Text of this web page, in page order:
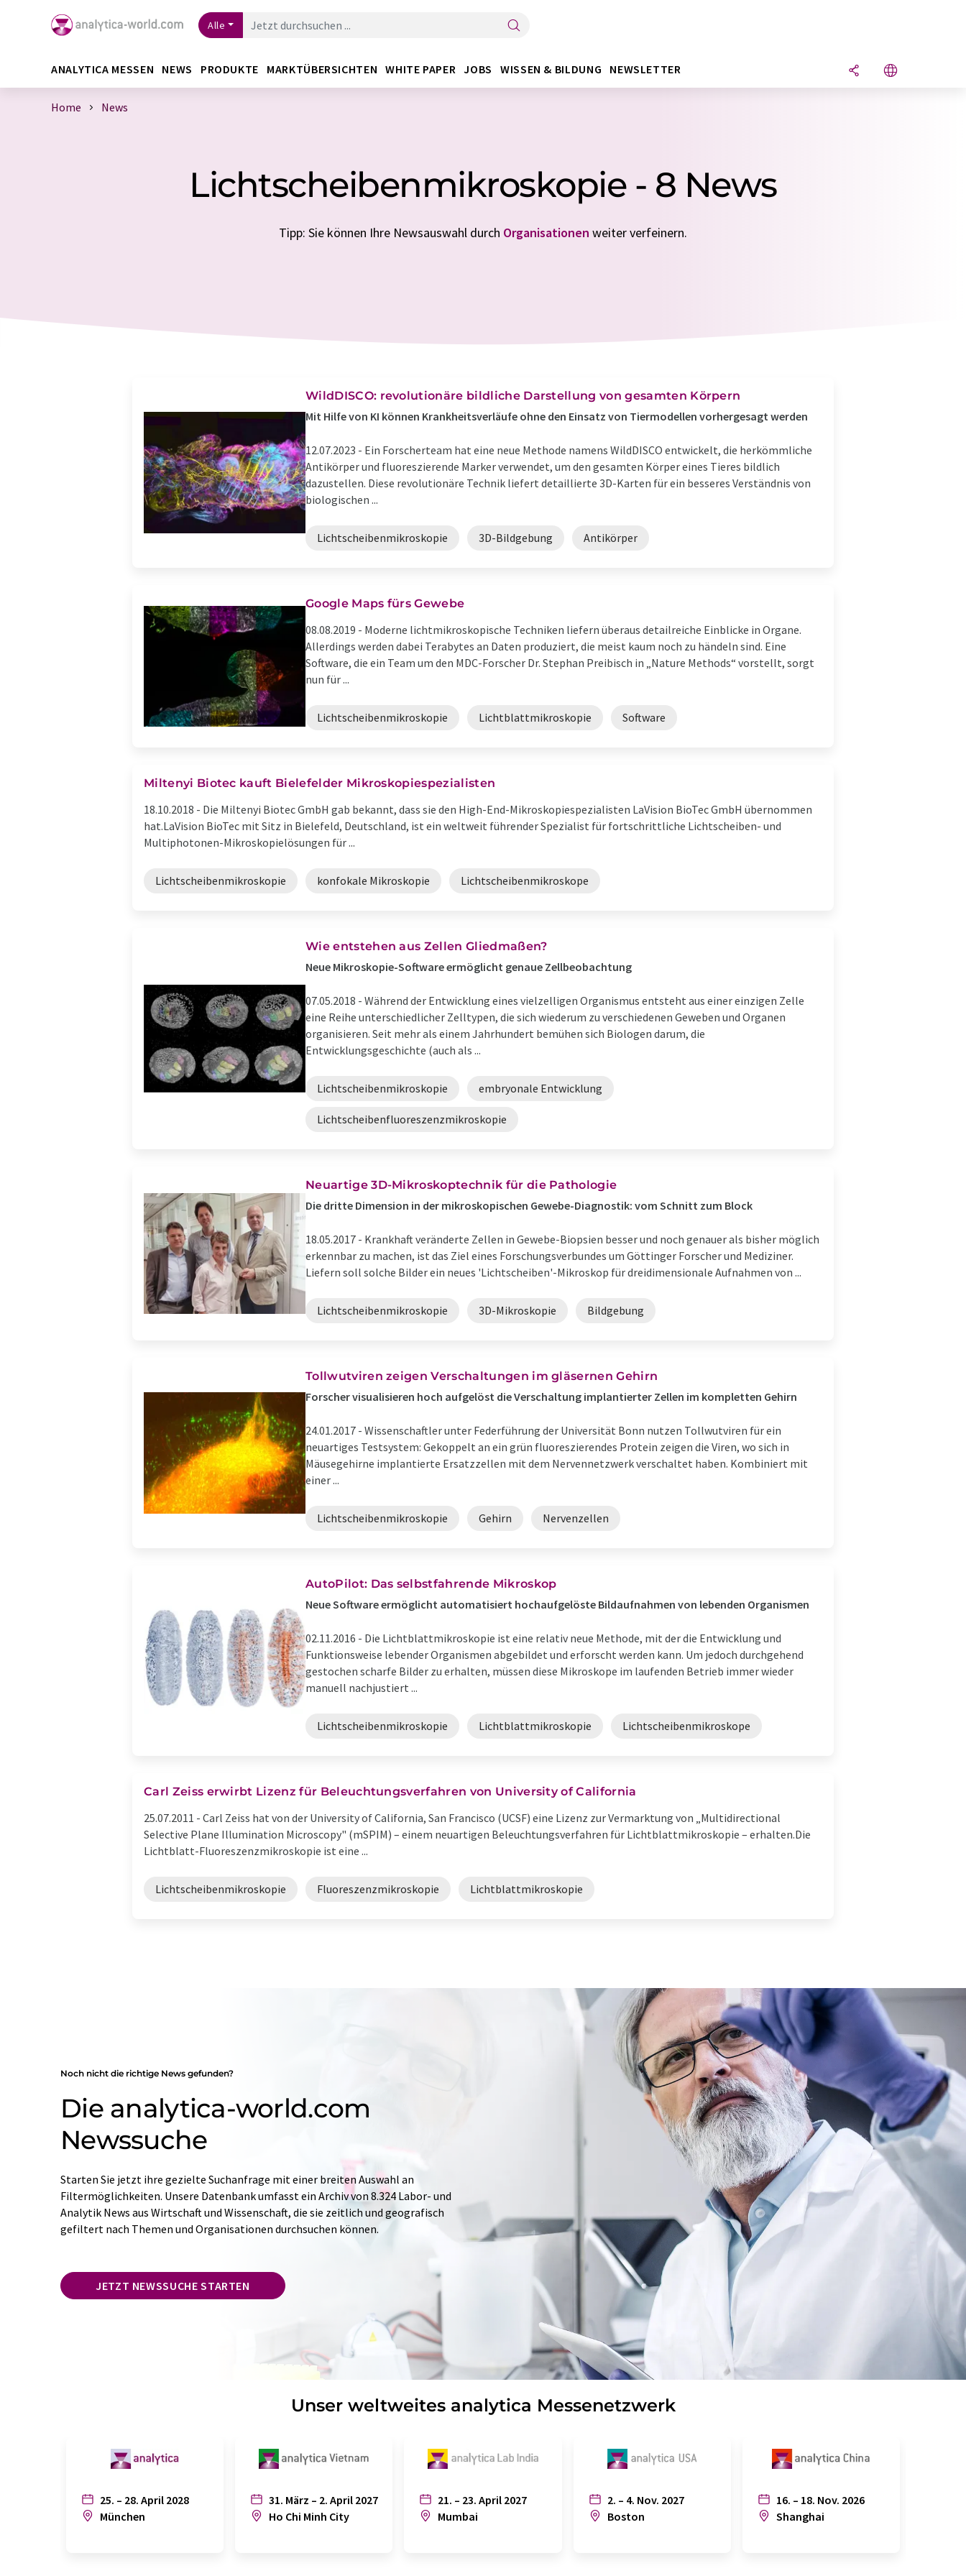
Alle
ANALYTICA MESSEN NEWS PRODUKTE MARKTÜBERSICHTEN WHITE PAPER JOBS WISSEN & BILDUNG NEWSLETTER
Home News
Lichtscheibenmikroskopie - 8 News
Tipp: Sie können Ihre Newsauswahl durch Organisationen weiter verfeinern.
WildDISCO: revolutionäre bildliche Darstellung von gesamten Körpern
Mit Hilfe von KI können Krankheitsverläufe ohne den Einsatz von Tiermodellen vorhergesagt werden
12.07.2023 - Ein Forscherteam hat eine neue Methode namens WildDISCO entwickelt, die herkömmliche
Antikörper und fluoreszierende Marker verwendet, um den gesamten Körper eines Tieres bildlich
dazustellen. Diese revolutionäre Technik liefert detaillierte 3D-Karten für ein besseres Verständnis von
biologischen ...
Lichtscheibenmikroskopie 3D-Bildgebung Antikörper
Google Maps fürs Gewebe
08.08.2019 - Moderne lichtmikroskopische Techniken liefern überaus detailreiche Einblicke in Organe.
Allerdings werden dabei Terabytes an Daten produziert, die meist kaum noch zu händeln sind. Eine
Software, die ein Team um den MDC-Forscher Dr. Stephan Preibisch in „Nature Methods“ vorstellt, sorgt
nun für ...
Lichtscheibenmikroskopie Lichtblattmikroskopie Software
Miltenyi Biotec kauft Bielefelder Mikroskopiespezialisten
18.10.2018 - Die Miltenyi Biotec GmbH gab bekannt, dass sie den High-End-Mikroskopiespezialisten LaVision BioTec GmbH übernommen
hat.LaVision BioTec mit Sitz in Bielefeld, Deutschland, ist ein weltweit führender Spezialist für fortschrittliche Lichtscheiben- und
Multiphotonen-Mikroskopielösungen für ...
Lichtscheibenmikroskopie konfokale Mikroskopie Lichtscheibenmikroskope
Wie entstehen aus Zellen Gliedmaßen?
Neue Mikroskopie-Software ermöglicht genaue Zellbeobachtung
07.05.2018 - Während der Entwicklung eines vielzelligen Organismus entsteht aus einer einzigen Zelle
eine Reihe unterschiedlicher Zelltypen, die sich wiederum zu verschiedenen Geweben und Organen
organisieren. Seit mehr als einem Jahrhundert bemühen sich Biologen darum, die
Entwicklungsgeschichte (auch als ...
Lichtscheibenmikroskopie embryonale Entwicklung
Lichtscheibenfluoreszenzmikroskopie
Neuartige 3D-Mikroskoptechnik für die Pathologie
Die dritte Dimension in der mikroskopischen Gewebe-Diagnostik: vom Schnitt zum Block
18.05.2017 - Krankhaft veränderte Zellen in Gewebe-Biopsien besser und noch genauer als bisher möglich
erkennbar zu machen, ist das Ziel eines Forschungsverbundes um Göttinger Forscher und Mediziner.
Liefern soll solche Bilder ein neues 'Lichtscheiben'-Mikroskop für dreidimensionale Aufnahmen von ...
Lichtscheibenmikroskopie 3D-Mikroskopie Bildgebung
Tollwutviren zeigen Verschaltungen im gläsernen Gehirn
Forscher visualisieren hoch aufgelöst die Verschaltung implantierter Zellen im kompletten Gehirn
24.01.2017 - Wissenschaftler unter Federführung der Universität Bonn nutzen Tollwutviren für ein
neuartiges Testsystem: Gekoppelt an ein grün fluoreszierendes Protein zeigen die Viren, wo sich in
Mäusegehirne implantierte Ersatzzellen mit dem Nervennetzwerk verschaltet haben. Kombiniert mit
einer ...
Lichtscheibenmikroskopie Gehirn Nervenzellen
AutoPilot: Das selbstfahrende Mikroskop
Neue Software ermöglicht automatisiert hochaufgelöste Bildaufnahmen von lebenden Organismen
02.11.2016 - Die Lichtblattmikroskopie ist eine relativ neue Methode, mit der die Entwicklung und
Funktionsweise lebender Organismen abgebildet und erforscht werden kann. Um jedoch durchgehend
gestochen scharfe Bilder zu erhalten, müssen diese Mikroskope im laufenden Betrieb immer wieder
manuell nachjustiert ...
Lichtscheibenmikroskopie Lichtblattmikroskopie Lichtscheibenmikroskope
Carl Zeiss erwirbt Lizenz für Beleuchtungsverfahren von University of California
25.07.2011 - Carl Zeiss hat von der University of California, San Francisco (UCSF) eine Lizenz zur Vermarktung von „Multidirectional
Selective Plane Illumination Microscopy" (mSPIM) – einem neuartigen Beleuchtungsverfahren für Lichtblattmikroskopie – erhalten.Die
Lichtblatt-Fluoreszenzmikroskopie ist eine ...
Lichtscheibenmikroskopie Fluoreszenzmikroskopie Lichtblattmikroskopie
Noch nicht die richtige News gefunden?
Die analytica-world.com
Newssuche
Starten Sie jetzt ihre gezielte Suchanfrage mit einer breiten Auswahl an
Filtermöglichkeiten. Unsere Datenbank umfasst ein Archiv von 8.324 Labor- und
Analytik News aus Wirtschaft und Wissenschaft, die sie zeitlich und geografisch
gefiltert nach Themen und Organisationen durchsuchen können.
JETZT NEWSSUCHE STARTEN
Unser weltweites analytica Messenetzwerk
25. – 28. April 2028
München
31. März – 2. April 2027
Ho Chi Minh City
21. – 23. April 2027
Mumbai
2. – 4. Nov. 2027
Boston
16. – 18. Nov. 2026
Shanghai